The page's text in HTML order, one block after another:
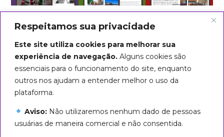
Respeitamos sua privacidade
Este site utiliza cookies para melhorar sua
experiência de navegação. Alguns cookies são
essenciais para o funcionamento do site, enquanto
outros nos ajudam a entender melhor o uso da
plataforma.
Aviso:Não utilizaremos nenhum dado de pessoas
usuárias de maneira comercial e não consentida.